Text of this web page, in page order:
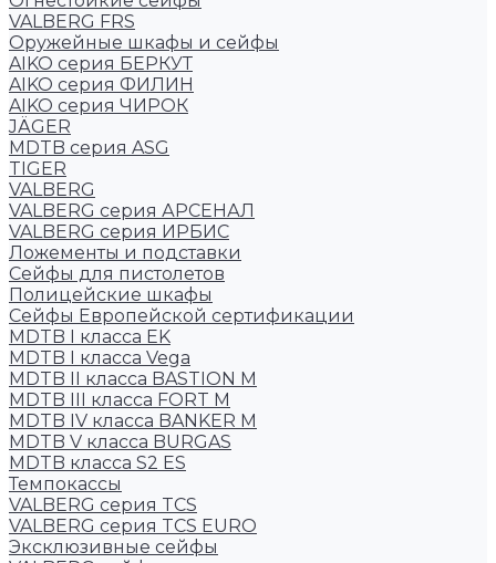
VALBERG FRS
Оружейные шкафы и сейфы
AIKO серия БЕРКУТ
AIKO серия ФИЛИН
AIKO серия ЧИРОК
JÄGER
MDTB серия ASG
TIGER
VALBERG
VALBERG серия АРСЕНАЛ
VALBERG серия ИРБИС
Ложементы и подставки
Сейфы для пистолетов
Полицейские шкафы
Сейфы Европейской сертификации
MDTB I класса EK
MDTB I класса Vega
MDTB II класса BASTION M
MDTB III класса FORT M
MDTB IV класса BANKER M
MDTB V класса BURGAS
MDTB класса S2 ES
Темпокассы
VALBERG серия TCS
VALBERG серия TCS EURO
Эксклюзивные сейфы